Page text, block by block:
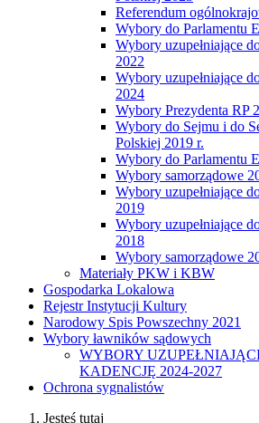
Referendum
Wybory do Parlamentu
Wybory uzupełniające
2022
Wybory uzupełniające
2024
Wybory Prezydenta RP
Wybory do Sejmu i do
Polskiej 2019 r.
Wybory do Parlamentu
Wybory samorządowe
Wybory uzupełniające
2019
Wybory uzupełniające
2018
Wybory samorządowe
Materiały PKW i KBW
Gospodarka Lokalowa
Rejestr Instytucji Kultury
Narodowy Spis Powszechny 2021
Wybory ławników sądowych
WYBORY
KADENCJĘ 2024-2027
Ochrona sygnalistów
Jesteś tutaj